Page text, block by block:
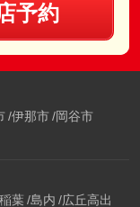
予約
伊那市 岡谷市
稲葉 島内 広丘高出